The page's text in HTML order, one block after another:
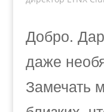
Добро.
даже
Замечать